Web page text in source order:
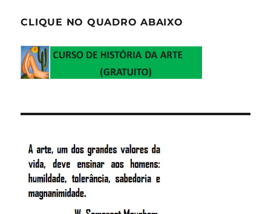
CLIQUE NO QUADRO ABAIXO